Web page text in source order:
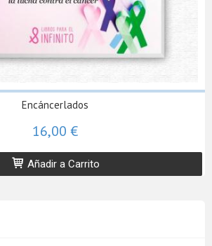
Encáncerlados
16,00 €
Añadir a Carrito